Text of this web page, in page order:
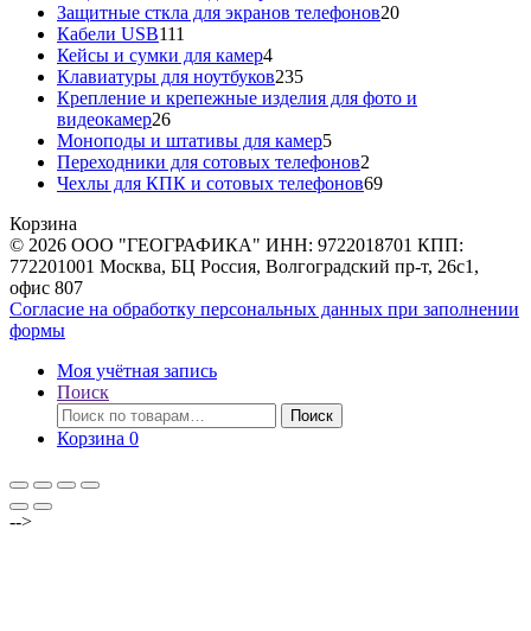
Защитные сткла для экранов телефонов2020
Кабели USB111
товаров
Кейсы и сумки для камер44
товара
Клавиатуры для ноутбуков235235
товаров
Крепление и крепежные изделия для фото и
видеокамер2626
товаров
Моноподы и штативы для камер55
товаров
Переходники для сотовых телефонов2
товара
Чехлы для КПК и сотовых телефонов6969
Корзина
© 2026 ООО "ГЕОГРАФИКА" ИНН: 9722018701 КПП:
772201001 Москва, БЦ Россия, Волгоградский пр-т, 26с1,
офис 807
Согласие на обработку персональных данных при заполнении
формы
Моя учётная запись
Поиск
Искать:
Поиск
Корзина 0
-->